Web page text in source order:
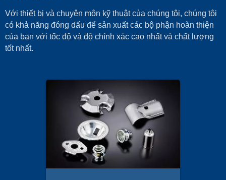
Với thiết bị và chuyên môn kỹ thuật của chúng tôi, chúng tôi
có khả năng đóng dấu để sản xuất các bộ phận hoàn thiện
của bạn với tốc độ và độ chính xác cao nhất và chất lượng
tốt nhất.